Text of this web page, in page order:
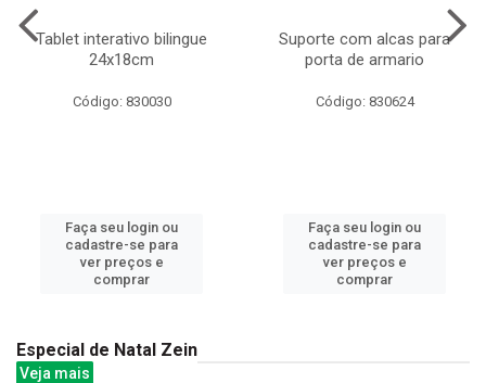
Tablet interativo bilingue
24x18cm
Código: 830030
Faça seu login ou
cadastre-se para
ver preços e
comprar
Suporte com alcas para
porta de armario
Código: 830624
Faça seu login ou
cadastre-se para
ver preços e
comprar
Especial de Natal Zein
Veja mais